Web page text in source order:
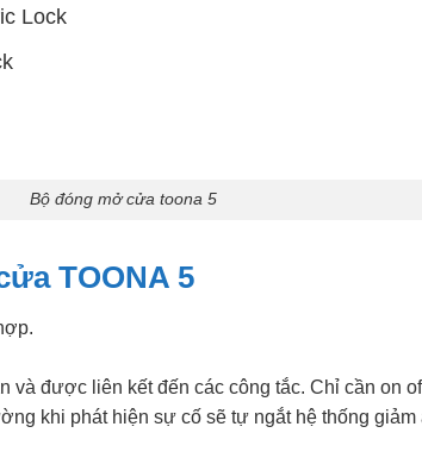
Lock
Bộ đóng mở cửa toona 5
TOONA 5
và được liên kết đến các công tắc. Chỉ cần on
khi phát hiện sự cố sẽ tự ngắt hệ thống